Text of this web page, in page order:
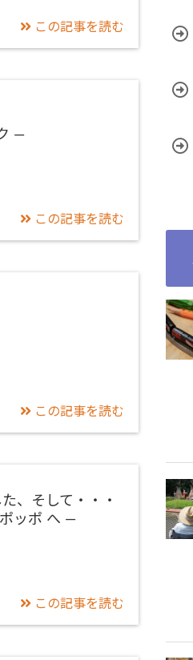
この記事を読む
―
この記事を読む
この記事を読む
、そして・・・
ッポ へ ―
この記事を読む